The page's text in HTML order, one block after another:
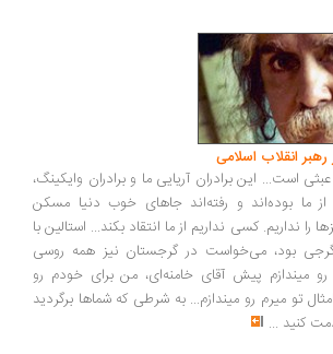
انقلاب اسلامی
است... این برادران آریایی ما و برادران وایکینگ،
از ما بوده‌اند و رفته‌اند جاهای خوب دنیا مسکن
را نداریم. کسی نداریم از ما انتقاد بکند... استالین با
بود، می‌خواست در گرجستان نیز همه روسی
میندازم پیش آقای خامنه‌ای، من برای خودم رو
تو میرم رو میندازم... به شرطی که شماها برگردید
کنید ...